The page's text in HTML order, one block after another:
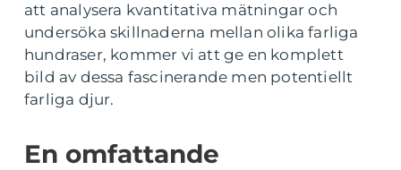
att analysera kvantitativa mätningar och
undersöka skillnaderna mellan olika farliga
hundraser, kommer vi att ge en komplett
bild av dessa fascinerande men potentiellt
farliga djur.
En omfattande